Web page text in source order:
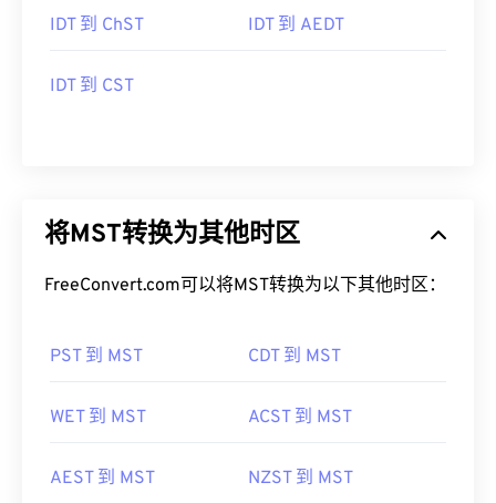
IDT 到 ChST IDT 到 AEDT
IDT 到 CST
将MST转换为其他时区
FreeConvert.com可以将MST转换为以下其他时区：
PST 到 MST CDT 到 MST
WET 到 MST ACST 到 MST
AEST 到 MST NZST 到 MST